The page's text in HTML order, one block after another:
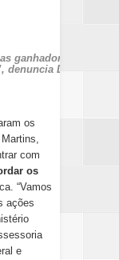
ganhadoras eram
denuncia Dayana,
os
com
os
“Vamos
ações
e